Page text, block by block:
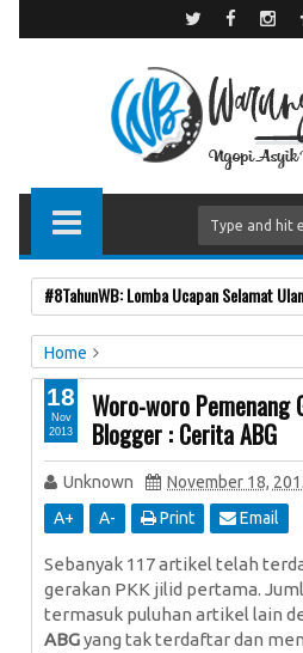
Teman atau Bukan?
Home
Unlabelled
Woro-woro Pemenang Gerakan
Woro-woro Pemenang
Blogger : Cerita ABG
Unknown November 18,
A+ A- Print Email
Sebanyak 117 artikel telah
gerakan PKK jilid pertama.
termasuk puluhan artikel lain
ABGyang tak terdaftar dan
18
Nov
2013